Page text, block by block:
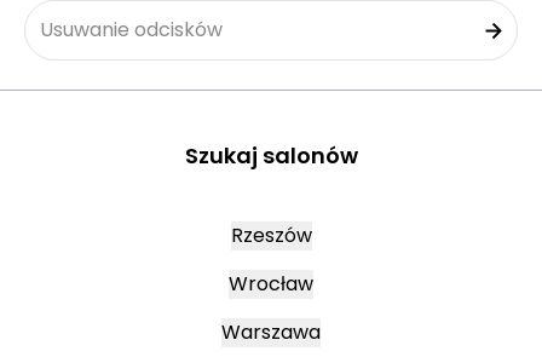
Usuwanie odcisków
Szukaj salonów
Rzeszów
Wrocław
Warszawa